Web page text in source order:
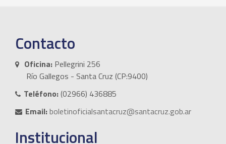
Contacto
Oficina: Pellegrini 256
Río Gallegos - Santa Cruz (CP:9400)
Teléfono:(02966) 436885
Email:boletinoficialsantacruz@santacruz.gob.ar
Institucional